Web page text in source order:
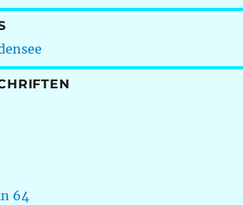
64